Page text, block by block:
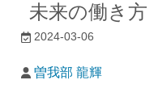
未来の働き方
2024-03-06
曽我部 龍輝